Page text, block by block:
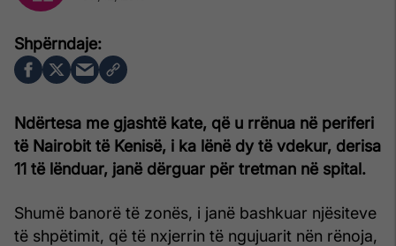
Ndërtesa me gjashtë kate, që u rrënua në periferi
të Nairobit të Kenisë, i ka lënë dy të vdekur, derisa
11 të lënduar, janë dërguar për tretman në spital.
Shumë banorë të zonës, i janë bashkuar njësiteve
të shpëtimit, që të nxjerrin të ngujuarit nën rënoja,